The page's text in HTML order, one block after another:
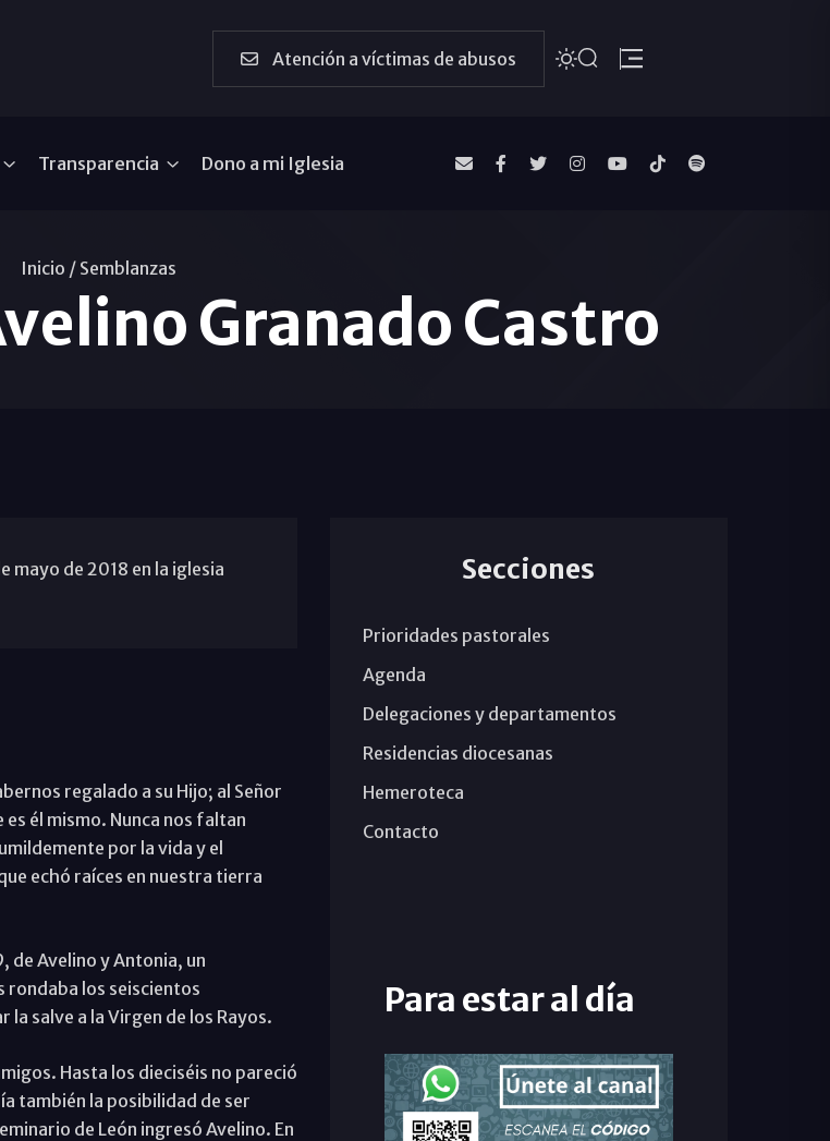
Atención a víctimas de abusos
Transparencia Dono a mi Iglesia
Inicio / Semblanzas
Granado Castro
mayo de 2018 en la iglesia
regalado a su Hijo; al Señor
él mismo. Nunca nos faltan
por la vida y el
echó raíces en nuestra tierra
de Avelino y Antonia, un
rondaba los seiscientos
salve a la Virgen de los Rayos.
Hasta los dieciséis no pareció
también la posibilidad de ser
de León ingresó Avelino. En
Secciones
Prioridades pastorales
Agenda
Delegaciones y departamentos
Residencias diocesanas
Hemeroteca
Contacto
Para estar al día